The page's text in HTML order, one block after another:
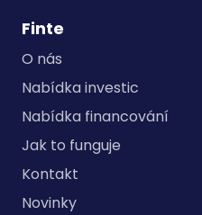
Finte
O nás
Nabídka investic
Nabídka financování
Jak to funguje
Kontakt
Novinky